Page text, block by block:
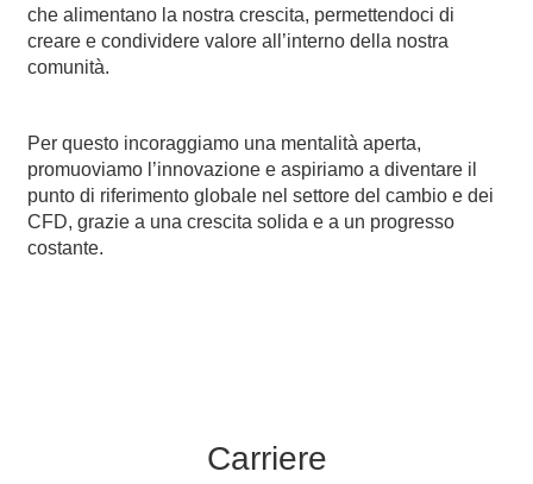
che alimentano la nostra crescita, permettendoci di
creare e condividere valore all’interno della nostra
comunità.
Per questo incoraggiamo una mentalità aperta,
promuoviamo l’innovazione e aspiriamo a diventare il
punto di riferimento globale nel settore del cambio e dei
CFD, grazie a una crescita solida e a un progresso
costante.
Carriere